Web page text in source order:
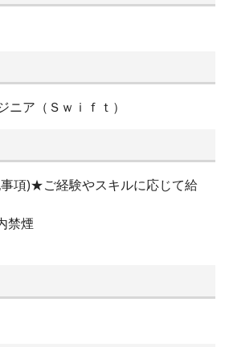
ニア（Ｓｗｉｆｔ）
項)★ご経験やスキルに応じて給
禁煙